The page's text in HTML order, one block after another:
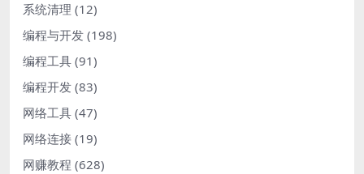
系统清理 (12)
编程与开发 (198)
编程工具 (91)
编程开发 (83)
网络工具 (47)
网络连接 (19)
网赚教程 (628)